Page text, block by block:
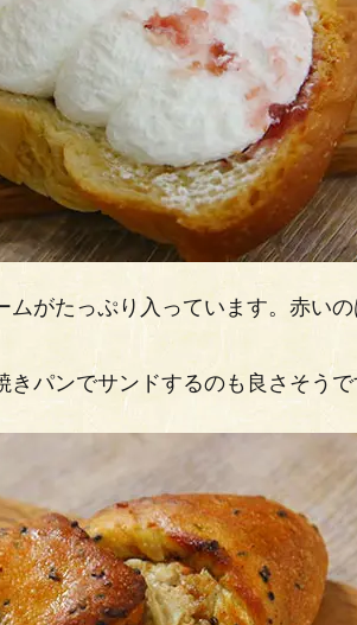
がたっぷり入っています。赤い
パンでサンドするのも良さそうで